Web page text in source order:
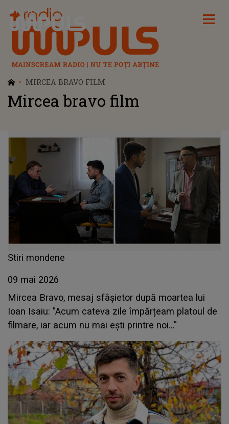
Radio Impuls
MIRCEA BRAVO FILM
Mircea bravo film
Stiri mondene
09 mai 2026
Mircea Bravo, mesaj sfâșietor după moartea lui
Ioan Isaiu: "Acum cateva zile împărțeam platoul de
filmare, iar acum nu mai ești printre noi..."